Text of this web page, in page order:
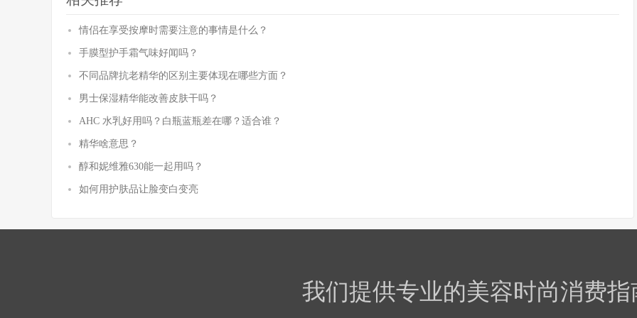
情侣在享受按摩时需要注意的事情是什么？
手膜型护手霜气味好闻吗？
不同品牌抗老精华的区别主要体现在哪些方面？
男士保湿精华能改善皮肤干吗？
AHC 水乳好用吗？白瓶蓝瓶差在哪？适合谁？
精华啥意思？
醇和妮维雅630能一起用吗？
如何用护肤品让脸变白变亮
我们提供专业的美容时尚消费指